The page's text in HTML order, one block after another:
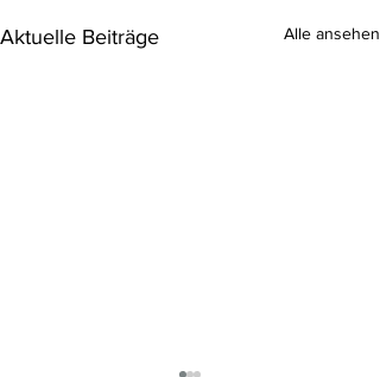
Aktuelle Beiträge Alle ansehen